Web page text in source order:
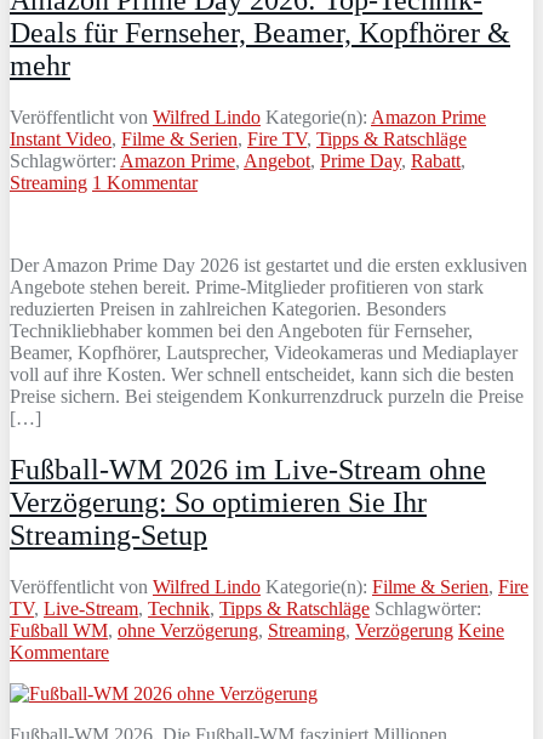
Deals für Fernseher, Beamer, Kopfhörer &
mehr
Veröffentlicht von Wilfred Lindo Kategorie(n): Amazon Prime
Instant Video, Filme & Serien, Fire TV, Tipps & Ratschläge
Schlagwörter: Amazon Prime, Angebot, Prime Day, Rabatt,
Streaming 1 Kommentar
Der Amazon Prime Day 2026 ist gestartet und die ersten exklusiven
Angebote stehen bereit. Prime-Mitglieder profitieren von stark
reduzierten Preisen in zahlreichen Kategorien. Besonders
Technikliebhaber kommen bei den Angeboten für Fernseher,
Beamer, Kopfhörer, Lautsprecher, Videokameras und Mediaplayer
voll auf ihre Kosten. Wer schnell entscheidet, kann sich die besten
Preise sichern. Bei steigendem Konkurrenzdruck purzeln die Preise
[…]
Fußball-WM 2026 im Live-Stream ohne
Verzögerung: So optimieren Sie Ihr
Streaming-Setup
Veröffentlicht von Wilfred Lindo Kategorie(n): Filme & Serien, Fire
TV, Live-Stream, Technik, Tipps & Ratschläge Schlagwörter:
Fußball WM, ohne Verzögerung, Streaming, Verzögerung Keine
Kommentare
Fußball-WM 2026. Die Fußball-WM fasziniert Millionen